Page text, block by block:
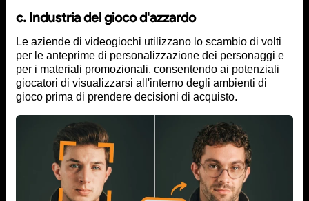
c. Industria del gioco d'azzardo
Le aziende di videogiochi utilizzano lo scambio di volti
per le anteprime di personalizzazione dei personaggi e
per i materiali promozionali, consentendo ai potenziali
giocatori di visualizzarsi all'interno degli ambienti di
gioco prima di prendere decisioni di acquisto.